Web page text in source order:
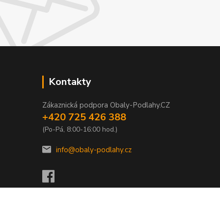
Kontakty
Zákaznická podpora Obaly-Podlahy.CZ
+420 725 426 388
(Po-Pá, 8:00-16:00 hod.)
info@obaly-podlahy.cz